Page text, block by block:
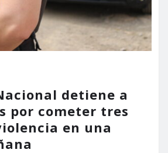
detiene a
por cometer tres
en una